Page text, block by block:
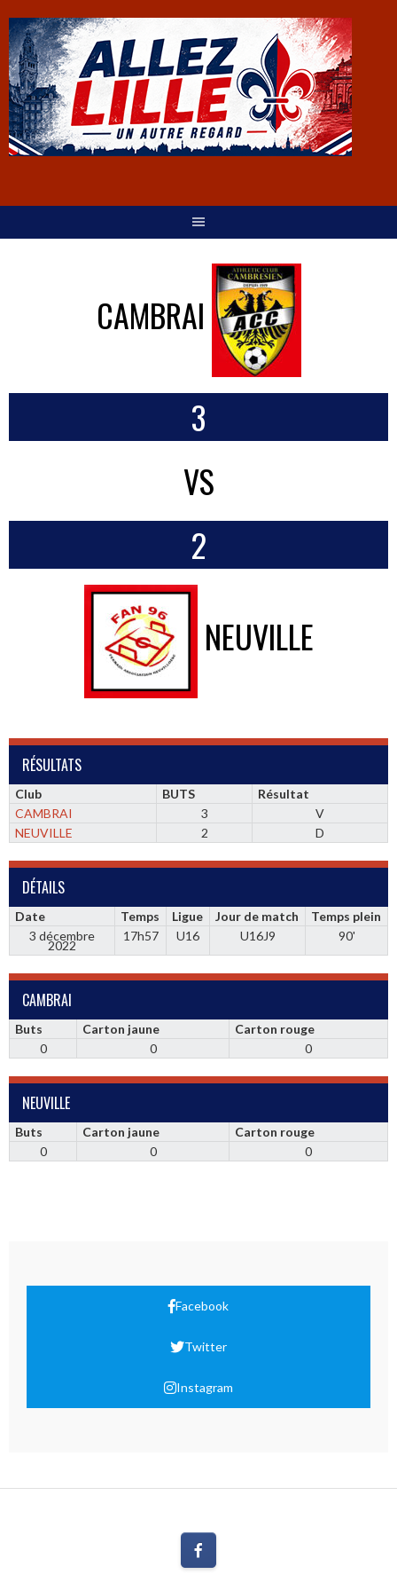
CAMBRAI
3
VS
2
NEUVILLE
RÉSULTATS
Club BUTS
Résultat
CAMBRAI
3
V
NEUVILLE
2 D
DÉTAILS
Date Temps Ligue Jour de match
Temps plein
3 décembre
2022
17h57 U16 U16J9 90'
CAMBRAI
Buts Carton jaune
Carton rouge
0
0 0
NEUVILLE
Buts Carton jaune
Carton rouge
0
0 0
Facebook
Twitter
Instagram